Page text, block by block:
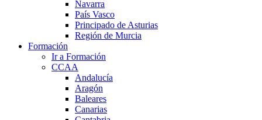
Navarra
País Vasco
Principado de Asturias
Región de Murcia
Formación
Ir a Formación
CCAA
Andalucía
Aragón
Baleares
Canarias